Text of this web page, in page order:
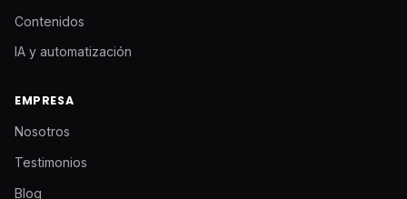
Contenidos
IA y automatización
EMPRESA
Nosotros
Testimonios
Blog